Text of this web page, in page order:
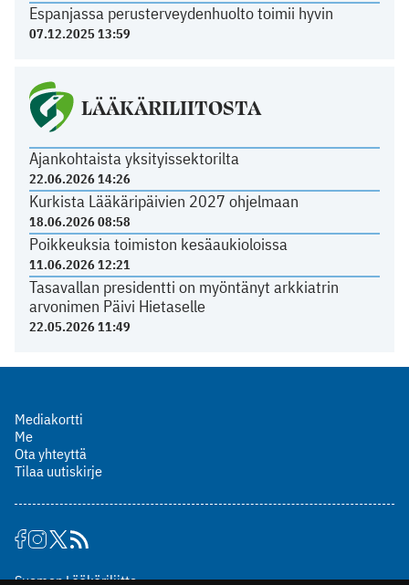
Espanjassa perusterveydenhuolto toimii hyvin
07.12.2025 13:59
LÄÄKÄRILIITOSTA
Ajankohtaista yksityissektorilta
22.06.2026 14:26
Kurkista Lääkäripäivien 2027 ohjelmaan
18.06.2026 08:58
Poikkeuksia toimiston kesäaukioloissa
11.06.2026 12:21
Tasavallan presidentti on myöntänyt arkkiatrin
arvonimen Päivi Hietaselle
22.05.2026 11:49
Mediakortti
Me
Ota yhteyttä
Tilaa uutiskirje
Suomen Lääkäriliitto